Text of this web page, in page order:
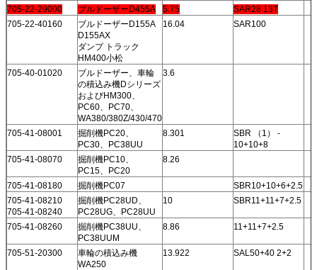
705-22-29000
ブルドーザーD455A 5.75
SAR28 13T
705-22-40160
ブルドーザーD155A
D155AX
ダンプ トラック
HM400小松
16.04 SAR100
705-40-01020
ブルドーザー、車輪
の積込み機Dシリーズ
およびHM300、
PC60、PC70、
WA380/380Z/430/470
3.6
705-41-08001
掘削機PC20、
PC30、PC38UU
8.301
SBR （1） -
10+10+8
705-41-08070
掘削機PC10、
PC15、PC20
8.26
705-41-08180 掘削機PC07
SBR10+10+6+2.5
705-41-08210
705-41-08240
掘削機PC28UD、
PC28UG、PC28UU
10 SBR11+11+7+2.5
705-41-08260
掘削機PC38UU、
PC38UUM
8.86 11+11+7+2.5
705-51-20300
車輪の積込み機
WA250
13.922 SAL50+40 2+2